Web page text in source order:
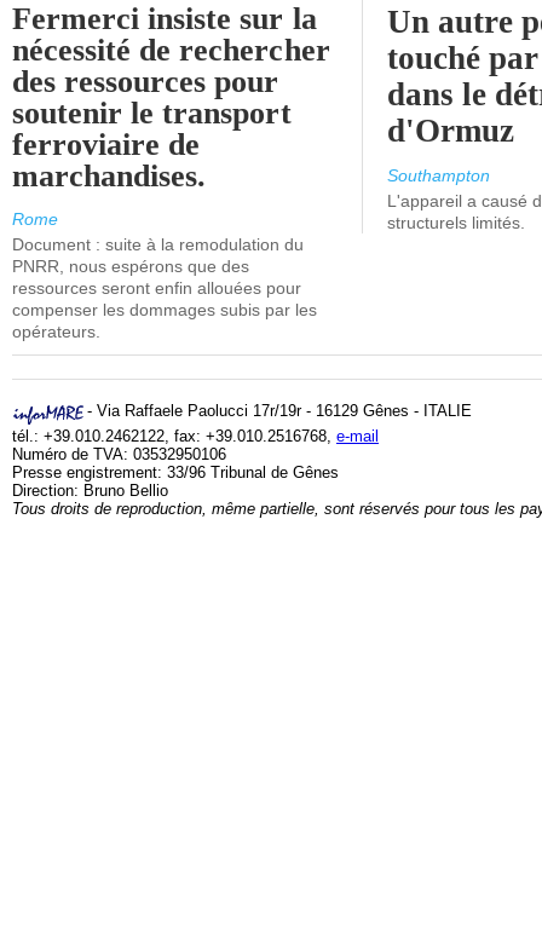
Fermerci insiste sur la
nécessité de rechercher
des ressources pour
soutenir le transport
ferroviaire de
marchandises.
Rome
Document : suite à la remodulation du
PNRR, nous espérons que des
ressources seront enfin allouées pour
compenser les dommages subis par les
opérateurs.
Un autre
touché
dans le
d'Ormuz
Southampton
L'appareil a causé
structurels limités.
- Via Raffaele Paolucci 17r/19r - 16129 Gênes - ITALIE
tél.: +39.010.2462122, fax: +39.010.2516768, e-mail
Numéro de TVA: 03532950106
Presse engistrement: 33/96 Tribunal de Gênes
Direction: Bruno Bellio
Tous droits de reproduction, même partielle, sont réservés pour tous les